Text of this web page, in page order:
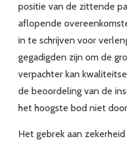
positie van de zittende
aflopende
in te schrijven voor
gegadigden zijn om de
verpachter kan
de beoordeling van de
het hoogste bod niet
Het gebrek aan